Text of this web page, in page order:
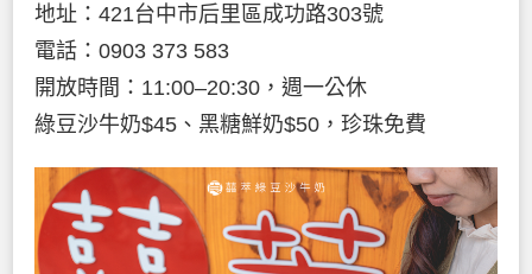
地址：421台中市后里區成功路303號
電話：0903 373 583
開放時間：11:00–20:30，週一公休
綠豆沙牛奶$45、黑糖鮮奶$50，珍珠免費